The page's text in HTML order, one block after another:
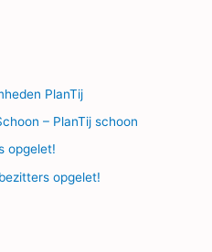
PlanTij
– PlanTij schoon
opgelet!
opgelet!